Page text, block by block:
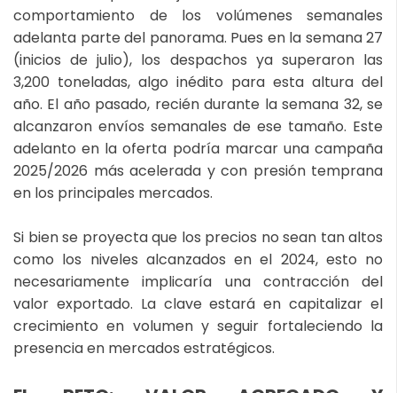
comportamiento de los volúmenes semanales
adelanta parte del panorama. Pues en la semana 27
(inicios de julio), los despachos ya superaron las
3,200 toneladas, algo inédito para esta altura del
año. El año pasado, recién durante la semana 32, se
alcanzaron envíos semanales de ese tamaño. Este
adelanto en la oferta podría marcar una campaña
2025/2026 más acelerada y con presión temprana
en los principales mercados.
Si bien se proyecta que los precios no sean tan altos
como los niveles alcanzados en el 2024, esto no
necesariamente implicaría una contracción del
valor exportado. La clave estará en capitalizar el
crecimiento en volumen y seguir fortaleciendo la
presencia en mercados estratégicos.